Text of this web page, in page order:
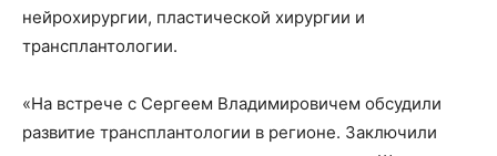
нейрохирургии, пластической хирургии и
трансплантологии.
«На встрече с Сергеем Владимировичем обсудили
развитие трансплантологии в регионе. Заключили